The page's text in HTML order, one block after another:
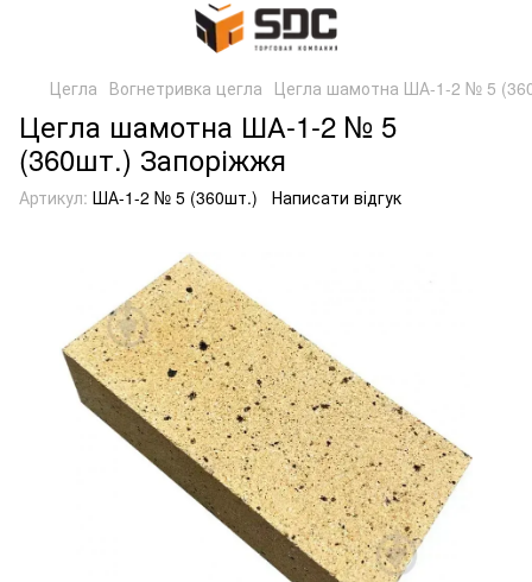
Цегла Вогнетривка цегла Цегла шамотна ША-1-2 № 5
Цегла шамотна ША-1-2 № 5
(360шт.) Запоріжжя
Артикул: ША-1-2 № 5 (360шт.) Написати відгук